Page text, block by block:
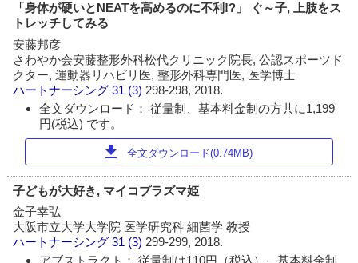
「身体が硬いとNEATを高めるのに不利!?」 ぐ～子, 上肢をス
トレッチしてみる
安藤邦彦
さわやか会安藤整形外科松代クリニック院長, 公認スポーツド
クター, 運動器リハビリ医, 整形外科専門医, 医学博士
ハートナーシング 31 (3) 298-298, 2018.
全文ダウンロード： 従量制、基本料金制の方共に1,199
円(税込) です。
download 全文ダウンロード(0.74MB)
子どもが大好き, マイコプラズマ姫
金子幸弘
大阪市立大学大学院 医学研究科 細菌学 教授
ハートナーシング 31 (3) 299-299, 2018.
アブストラクト： 従量制は110円（税込）、基本料金制